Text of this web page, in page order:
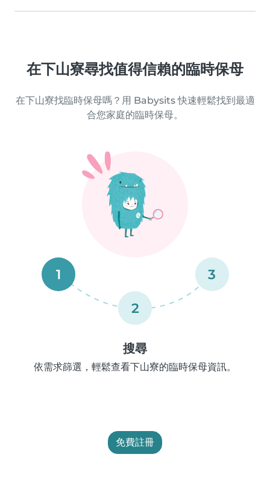
在下山寮尋找值得信賴的臨時保母
在下山寮找臨時保母嗎？用 Babysits 快速輕鬆找到最適
合您家庭的臨時保母。
1
2
3
搜尋
依需求篩選，輕鬆查看下山寮的臨時保母資訊。
免費註冊